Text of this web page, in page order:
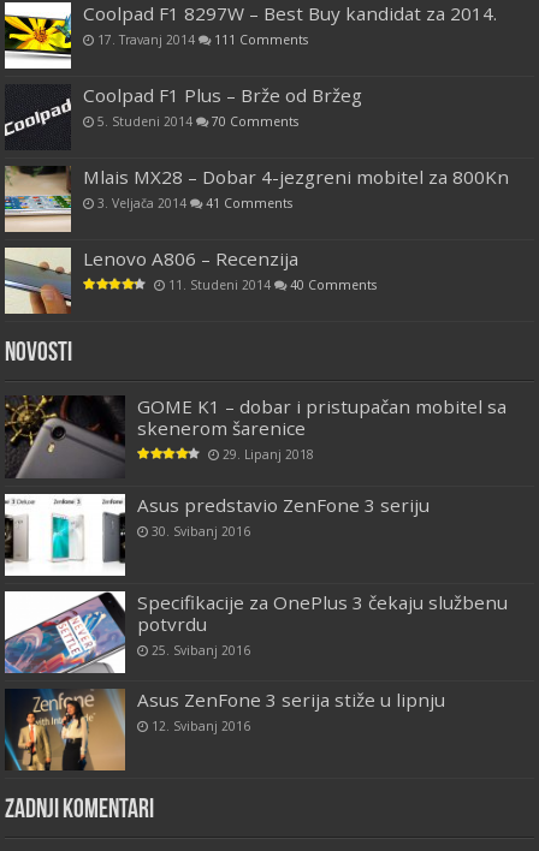
Coolpad F1 8297W – Best Buy kandidat za 2014.
17. Travanj 2014 111 Comments
Coolpad F1 Plus – Brže od Bržeg
5. Studeni 2014 70 Comments
Mlais MX28 – Dobar 4-jezgreni mobitel za 800Kn
3. Veljača 2014 41 Comments
Lenovo A806 – Recenzija
11. Studeni 2014 40 Comments
Novosti
GOME K1 – dobar i pristupačan mobitel sa
skenerom šarenice
29. Lipanj 2018
Asus predstavio ZenFone 3 seriju
30. Svibanj 2016
Specifikacije za OnePlus 3 čekaju službenu
potvrdu
25. Svibanj 2016
Asus ZenFone 3 serija stiže u lipnju
12. Svibanj 2016
Zadnji komentari